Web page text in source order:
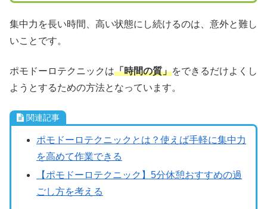
集中力を長い時間、高い状態にし続けるのは、意外と難し
いことです。
ポモドーロテクニックは「時間の質」をできるだけよくし
ようとするための方法となっています。
関連記事
ポモドーロテクニックとは？使えば手軽に集中力
を高めて作業できる
【ポモドーロテクニック】5分休憩おすすめの過
ごし方を考える